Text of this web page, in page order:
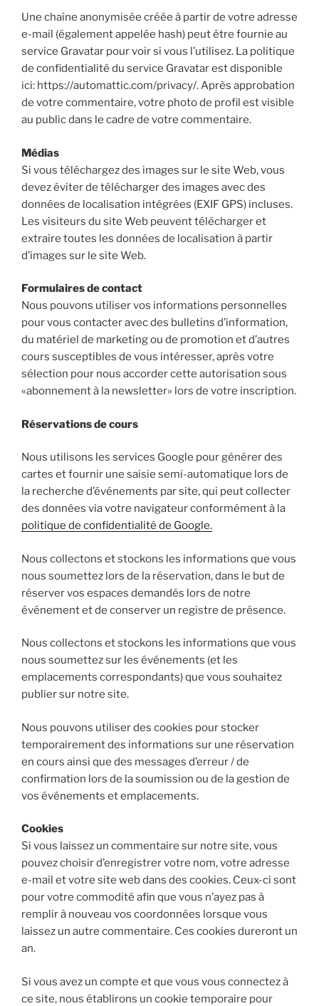
Une chaîne anonymisée créée à partir de votre adresse
e-mail (également appelée hash) peut être fournie au
service Gravatar pour voir si vous l’utilisez. La politique
de confidentialité du service Gravatar est disponible
ici: https://automattic.com/privacy/. Après approbation
de votre commentaire, votre photo de profil est visible
au public dans le cadre de votre commentaire.
Médias
Si vous téléchargez des images sur le site Web, vous
devez éviter de télécharger des images avec des
données de localisation intégrées (EXIF GPS) incluses.
Les visiteurs du site Web peuvent télécharger et
extraire toutes les données de localisation à partir
d’images sur le site Web.
Formulaires de contact
Nous pouvons utiliser vos informations personnelles
pour vous contacter avec des bulletins d’information,
du matériel de marketing ou de promotion et d’autres
cours susceptibles de vous intéresser, après votre
sélection pour nous accorder cette autorisation sous
«abonnement à la newsletter» lors de votre inscription.
Réservations de cours
Nous utilisons les services Google pour générer des
cartes et fournir une saisie semi-automatique lors de
la recherche d’événements par site, qui peut collecter
des données via votre navigateur conformément à la
politique de confidentialité de Google.
Nous collectons et stockons les informations que vous
nous soumettez lors de la réservation, dans le but de
réserver vos espaces demandés lors de notre
événement et de conserver un registre de présence.
Nous collectons et stockons les informations que vous
nous soumettez sur les événements (et les
emplacements correspondants) que vous souhaitez
publier sur notre site.
Nous pouvons utiliser des cookies pour stocker
temporairement des informations sur une réservation
en cours ainsi que des messages d’erreur / de
confirmation lors de la soumission ou de la gestion de
vos événements et emplacements.
Cookies
Si vous laissez un commentaire sur notre site, vous
pouvez choisir d’enregistrer votre nom, votre adresse
e-mail et votre site web dans des cookies. Ceux-ci sont
pour votre commodité afin que vous n’ayez pas à
remplir à nouveau vos coordonnées lorsque vous
laissez un autre commentaire. Ces cookies dureront un
an.
Si vous avez un compte et que vous vous connectez à
ce site, nous établirons un cookie temporaire pour